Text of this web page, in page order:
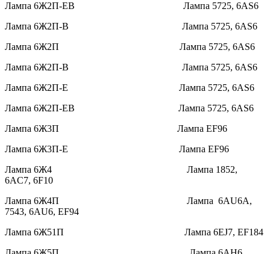
Лампа 6Ж2П-ЕВ Лампа 5725, 6AS6
Лампа 6Ж2П-В Лампа 5725, 6AS6
Лампа 6Ж2П Лампа 5725, 6AS6
Лампа 6Ж2П-В Лампа 5725, 6AS6
Лампа 6Ж2П-Е Лампа 5725, 6AS6
Лампа 6Ж2П-ЕВ Лампа 5725, 6AS6
Лампа 6Ж3П Лампа EF96
Лампа 6Ж3П-Е Лампа EF96
Лампа 6Ж4 Лампа 1852,
6AC7, 6F10
Лампа 6Ж4П Лампа 6AU6A,
7543, 6AU6, EF94
Лампа 6Ж51П Лампа 6EJ7, EF184